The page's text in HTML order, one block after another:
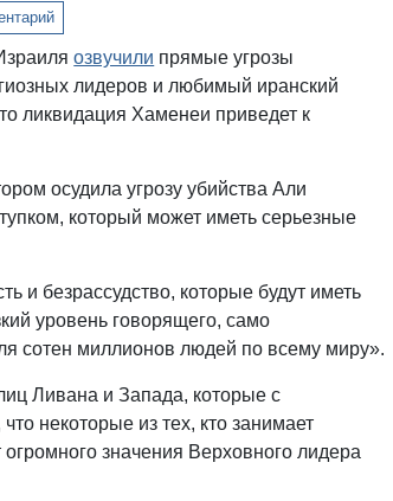
озвучили прямые угрозы
лидеров и любимый иранский
ликвидация Хаменеи приведет к
осудила угрозу убийства Али
который может иметь серьезные
и безрассудство, которые будут иметь
уровень говорящего, само
сотен миллионов людей по всему миру».
Ливана и Запада, которые с
некоторые из тех, кто занимает
значения Верховного лидера